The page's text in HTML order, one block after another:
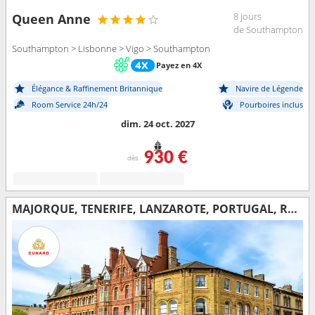
Queen Anne
8 jours
de Southampton
Southampton > Lisbonne > Vigo > Southampton
Payez en 4X
Élégance & Raffinement Britannique
Navire de Légende
Room Service 24h/24
Pourboires inclus
dim. 24 oct. 2027
dès 930 €
MAJORQUE, TENERIFE, LANZAROTE, PORTUGAL, ROYAUME-UNI